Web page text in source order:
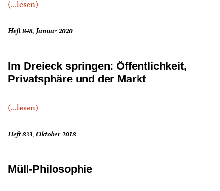
(...lesen)
Heft 848, Januar 2020
Im Dreieck springen: Öffentlichkeit,
Privatsphäre und der Markt
(...lesen)
Heft 833, Oktober 2018
Müll-Philosophie